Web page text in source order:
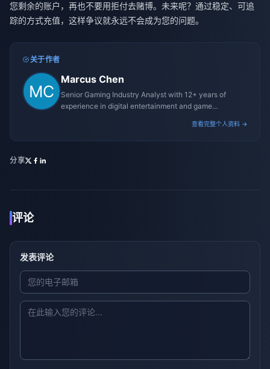
您剩余的账户，再也不要用拒付去赌博。未来呢？通过稳定、可追
踪的方式充值，这样争议就永远不会成为您的问题。
关于作者
Marcus Chen
Senior Gaming Industry Analyst with 12+ years of
experience in digital entertainment and game
查看完整个人资料 →
分享
评论
发表评论